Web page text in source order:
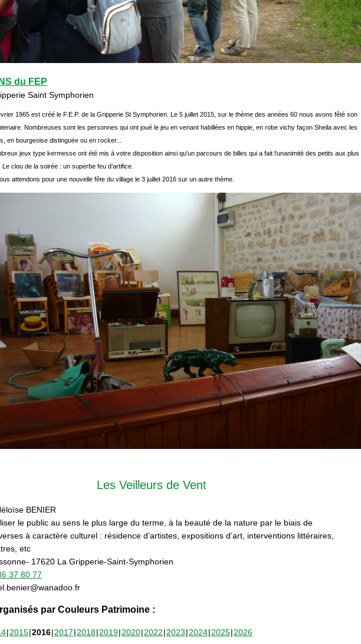
du FEP
Saint Symphorien
1965 est créé le F.E.P. de la Gripperie St Symphorien. Le 5 juillet 2015, sur le thème des années 60 nous avons fêté son
Nombreuses sont les personnes qui ont joué le jeu en venant habillées en hippie, en robe vichy façon Sheila avec les
en bourgeoise distinguée ou en rocker...
jeux type kermesse ont été mis à votre disposition ainsi qu'un parcours de billes qui a fait l’unanimité des petits aux plus
Le clou de la soirée : un superbe feu d’artifice.
attendons pour une nouvelle fête du village le 3 juillet 2016 sur un autre thème.
Les Veilleurs de Vent
BENIER
le public au sens le plus large du terme, à la beauté de la nature par le biais de
à caractère culturel : résidence d’artistes, expositions d’art, interventions littéraires,
etc
17620 La Gripperie-Saint-Symphorien
37 80 77
par Couleurs Patrimoine :
2015 2016 2017 2018 2019 2020 2022 2023 2024 2025 2026